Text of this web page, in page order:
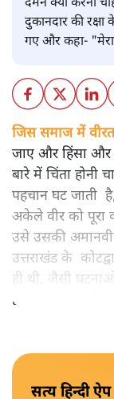
दमन क्यों करना
दुकानदार की
गए और कहा-
जिस समाज में
जाए और हिंसा और
बारे में चिंता होनी
पहचान घट जाती
अकेले वीर को पूरा
उसे उसकी
उत्तराखंड के
ही थी, जैसी
हैं।भारत के
सत्य हिन्दी ऐप